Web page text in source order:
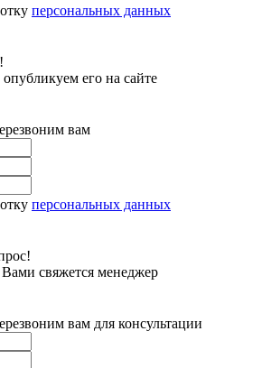
персональных данных
его на сайте
вам
персональных данных
свяжется менеджер
вам для консультации